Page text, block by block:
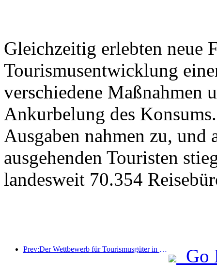
Gleichzeitig erlebten neue
Tourismusentwicklung
verschiedene Maßnahmen
Ankurbelung des
Ausgaben nahmen zu,
ausgehenden Touristen
landesweit 70.354
Prev:Der Wettbewerb für Tourismusgüter in China wurde erfolgreich in Xiangtan, Hunan, abgehalten.
Go